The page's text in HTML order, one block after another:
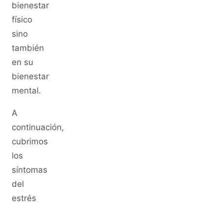
bienestar
físico
sino
también
en su
bienestar
mental.
A
continuación,
cubrimos
los
síntomas
del
estrés